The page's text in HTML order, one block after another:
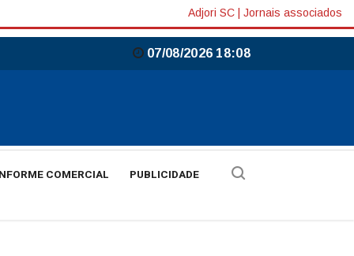
Adjori SC Jornais associados
07/08/2026 18:08
COMERCIAL PUBLICIDADE